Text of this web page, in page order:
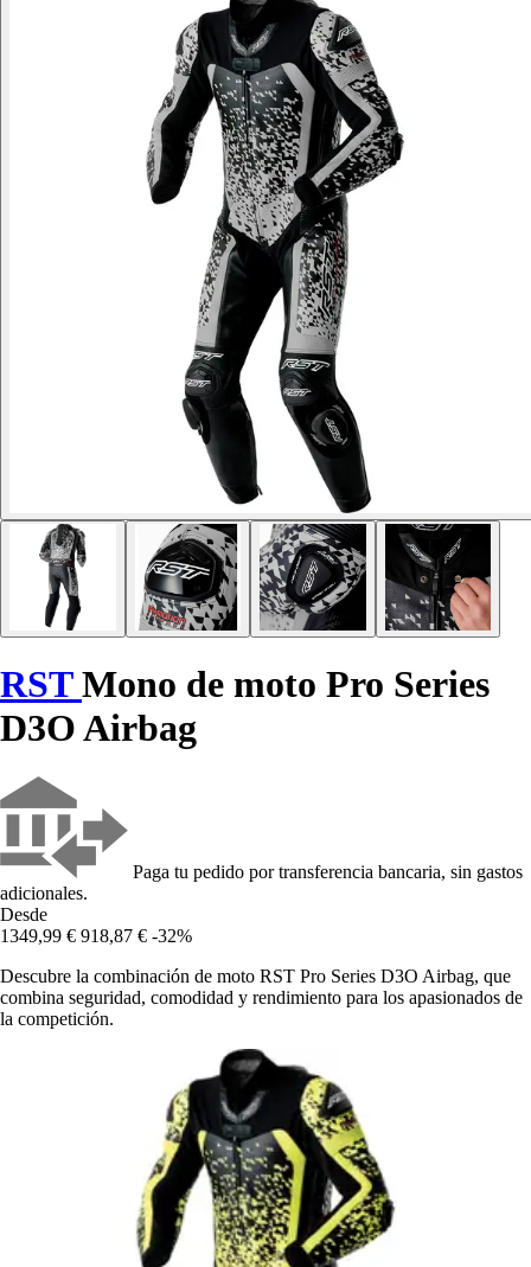
RSTMono de moto Pro Series
D3O Airbag
Paga tu pedido por transferencia bancaria, sin gastos
adicionales.
Desde
1349,99 € 918,87 € -32%
Descubre la combinación de moto RST Pro Series D3O Airbag, que
combina seguridad, comodidad y rendimiento para los apasionados de
la competición.